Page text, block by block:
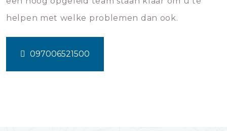
helpen met welke problemen dan ook.
097006521500